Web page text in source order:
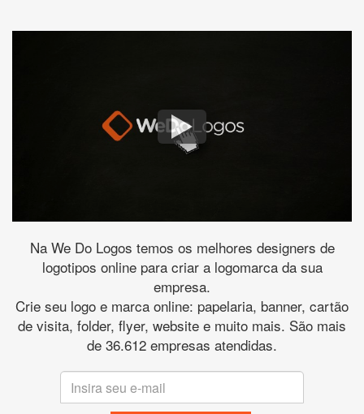
Na We Do Logos temos os melhores designers de
logotipos online para criar a logomarca da sua
empresa.
Crie seu logo e marca online: papelaria, banner, cartão
de visita, folder, flyer, website e muito mais. São mais
de 36.612 empresas atendidas.